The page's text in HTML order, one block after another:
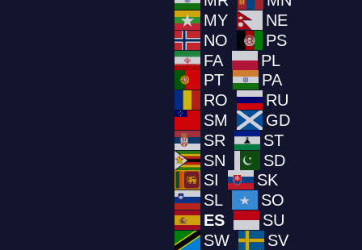
MY
NE
NO
PS
FA
PL
PT
PA
RO
RU
SM
GD
SR
ST
SN
SD
SI
SK
SL
SO
ES
SU
SW
SV